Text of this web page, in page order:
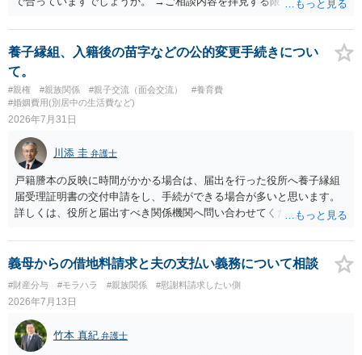
完全に所有する場合は、他の相続人に対して自宅の評価額の１/２の代
償金の支払いが必要になります。
養子縁組、入籍後の苗字などの公的変更手続きについ
て。
#親権 #親族関係 #親子交流（面会交流）
#養育費
#婚姻費用(別居中の生活費など)
2026年7月31日
川添 圭 弁護士
戸籍謄本の反映に時間がかかる場合は、届出を行った役所へ養子縁組
届受理証明書の交付申請をし、手続ができる場合が多いと思います。
詳しくは、役所と届出すべき関係機関へ問い合わせてください。
義母からの借地料請求と夫の支払い義務について相談
#財産分与 #モラハラ #親族関係 #慰謝料請求したい側
2026年7月13日
竹本 真紀 弁護士